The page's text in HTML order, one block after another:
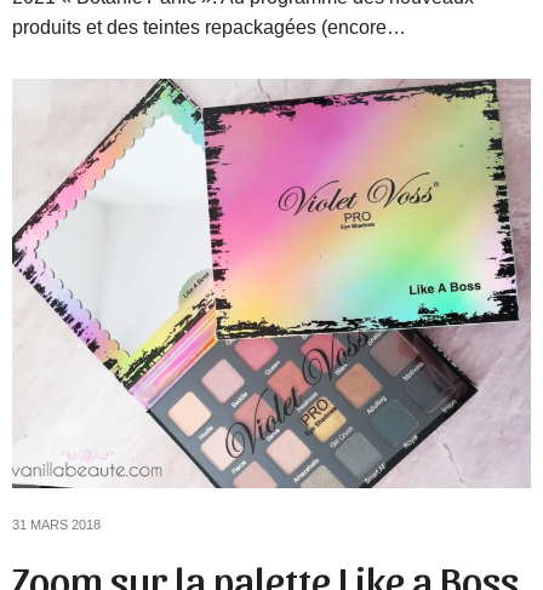
produits et des teintes repackagées (encore…
31 MARS 2018
Zoom sur la palette Like a Boss